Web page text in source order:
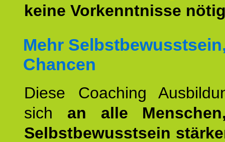
keine Vorkenntnisse
Mehr
Chancen
Diese Coaching
sich an alle
Selbstbewusstsein